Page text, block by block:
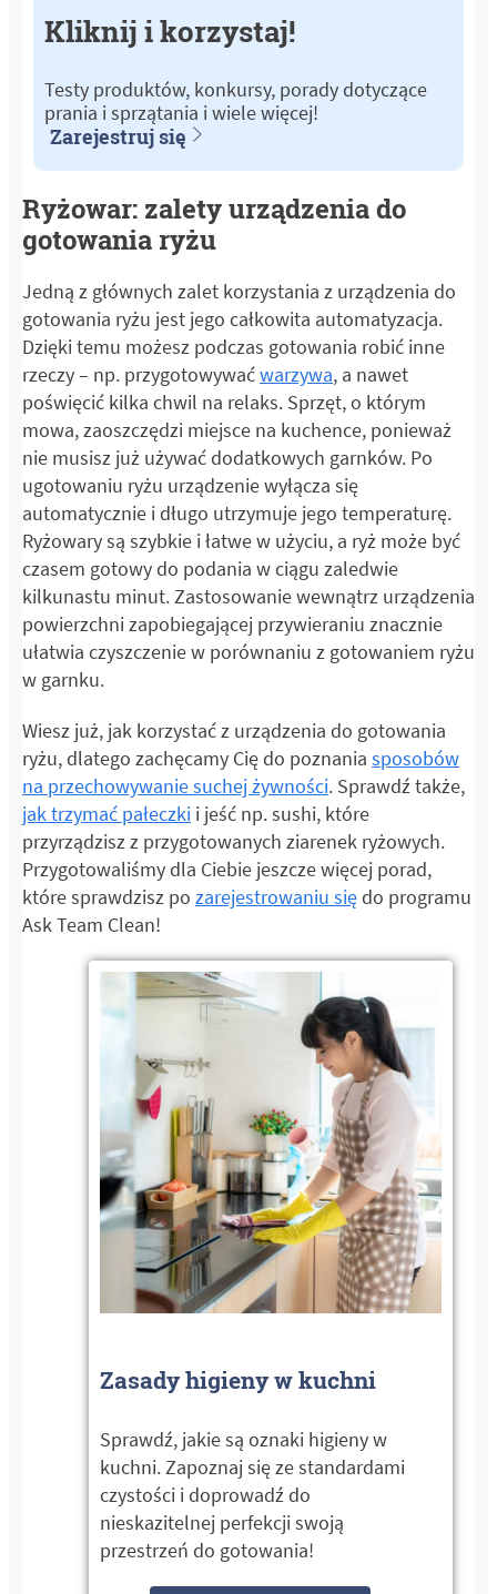
Kliknij i korzystaj!
Testy produktów, konkursy, porady dotyczące
prania i sprzątania i wiele więcej!
Zarejestruj się
Ryżowar: zalety urządzenia do
gotowania ryżu
Jedną z głównych zalet korzystania z urządzenia do
gotowania ryżu jest jego całkowita automatyzacja.
Dzięki temu możesz podczas gotowania robić inne
rzeczy – np. przygotowywaćwarzywa, a nawet
poświęcić kilka chwil na relaks. Sprzęt, o którym
mowa, zaoszczędzi miejsce na kuchence, ponieważ
nie musisz już używać dodatkowych garnków. Po
ugotowaniu ryżu urządzenie wyłącza się
automatycznie i długo utrzymuje jego temperaturę.
Ryżowary są szybkie i łatwe w użyciu, a ryż może być
czasem gotowy do podania w ciągu zaledwie
kilkunastu minut. Zastosowanie wewnątrz urządzenia
powierzchni zapobiegającej przywieraniu znacznie
ułatwia czyszczenie w porównaniu z gotowaniem ryżu
w garnku.
Wiesz już, jak korzystać z urządzenia do gotowania
ryżu, dlatego zachęcamy Cię do poznania sposobów
na przechowywanie suchej żywności. Sprawdź także,
jak trzymać pałeczki i jeść np. sushi, które
przyrządzisz z przygotowanych ziarenek ryżowych.
Przygotowaliśmy dla Ciebie jeszcze więcej porad,
które sprawdzisz po zarejestrowaniu siędo programu
Ask Team Clean!
Zasady higieny w kuchni
Sprawdź, jakie są oznaki higieny w
kuchni. Zapoznaj się ze standardami
czystości i doprowadź do
nieskazitelnej perfekcji swoją
przestrzeń do gotowania!